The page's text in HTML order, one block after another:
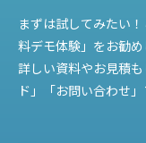
まずは試してみたい
料デモ体験」をお勧め
詳しい資料やお見積
ド」「お問い合わせ